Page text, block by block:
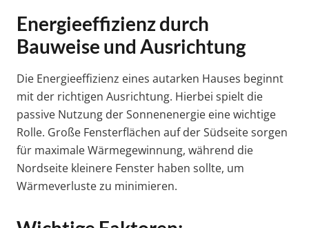
Energieeffizienz durch
Bauweise und Ausrichtung
Die Energieeffizienz eines autarken Hauses beginnt
mit der richtigen Ausrichtung. Hierbei spielt die
passive Nutzung der Sonnenenergie eine wichtige
Rolle. Große Fensterflächen auf der Südseite sorgen
für maximale Wärmegewinnung, während die
Nordseite kleinere Fenster haben sollte, um
Wärmeverluste zu minimieren.